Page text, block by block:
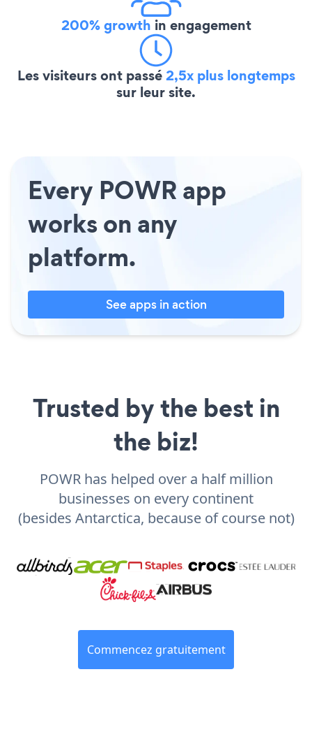
200% growth in engagement
Les visiteurs ont passé2,5x plus longtemps
sur leur site.
Every POWR app
works on any
platform.
See apps in action
Trusted by the best in
the biz!
POWR has helped over a half million
businesses on every continent
(besides Antarctica, because of course not)
Commencez gratuitement